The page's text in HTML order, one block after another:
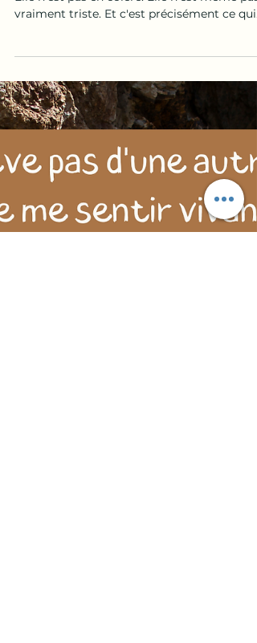
🌪️ Je ne sais plus si je suis
l'amour, ni du bonheur... mais
juste une habitude devenue
Elle s'assoit sur le canapé. Elle ne pleure pas.
Elle n'est pas en colère. Elle n'est même pas
vraiment triste. Et c'est précisément ce qui
l'inquiète. Elle me regarde et me dit : 👉 « Je